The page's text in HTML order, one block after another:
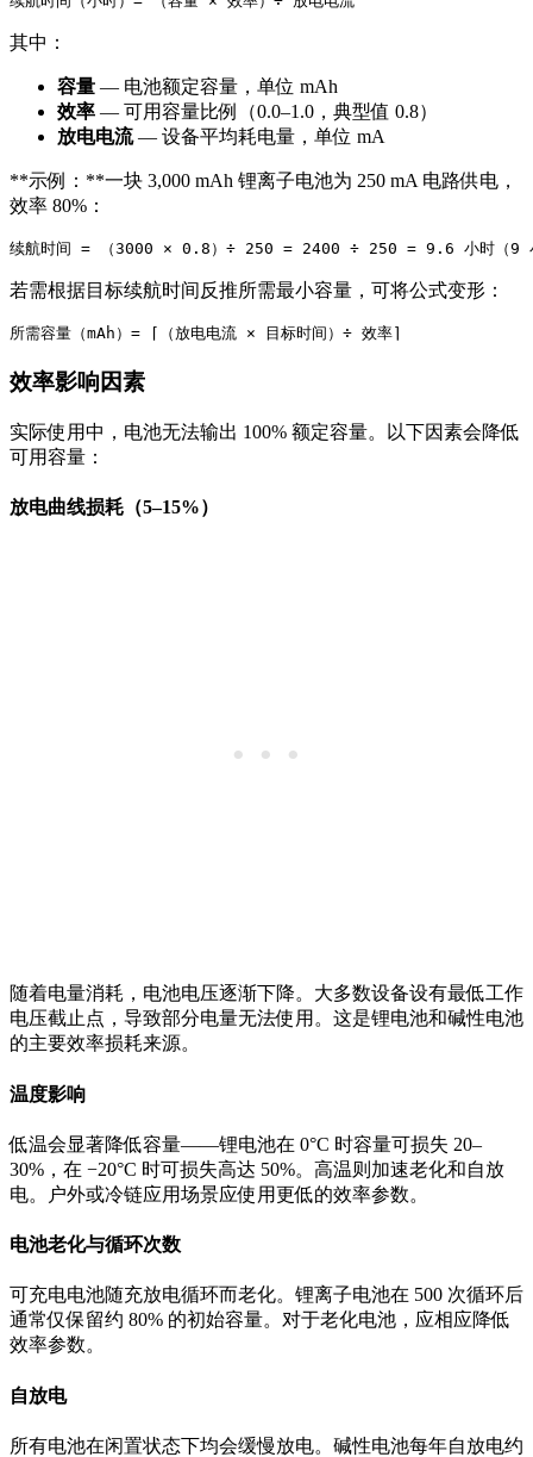
其中：
容量 — 电池额定容量，单位 mAh
效率 — 可用容量比例（0.0–1.0，典型值 0.8）
放电电流— 设备平均耗电量，单位 mA
**示例：**一块 3,000 mAh 锂离子电池为 250 mA 电路供电，
效率 80%：
若需根据目标续航时间反推所需最小容量，可将公式变形：
效率影响因素
实际使用中，电池无法输出 100% 额定容量。以下因素会降低
可用容量：
放电曲线损耗（5–15%）
随着电量消耗，电池电压逐渐下降。大多数设备设有最低工作
电压截止点，导致部分电量无法使用。这是锂电池和碱性电池
的主要效率损耗来源。
温度影响
低温会显著降低容量——锂电池在 0°C 时容量可损失 20–
30%，在 −20°C 时可损失高达 50%。高温则加速老化和自放
电。户外或冷链应用场景应使用更低的效率参数。
电池老化与循环次数
可充电电池随充放电循环而老化。锂离子电池在 500 次循环后
通常仅保留约 80% 的初始容量。对于老化电池，应相应降低
效率参数。
自放电
所有电池在闲置状态下均会缓慢放电。碱性电池每年自放电约